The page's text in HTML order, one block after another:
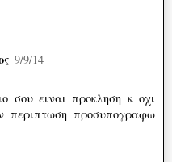
9/9/14
σου ειναι προκληση κ οχι
περιπτωση προσυπογραφω